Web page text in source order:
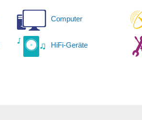
Computer
HiFi-Geräte